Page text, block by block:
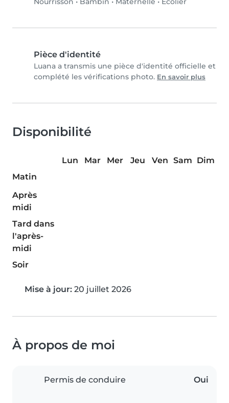
Pièce d'identité
Luana a transmis une pièce d'identité officielle et
complété les vérifications photo. En savoir plus
Disponibilité
Lun Mar Mer Jeu Ven Sam Dim
Matin
Après
midi
Tard dans
l'après-
midi
Soir
Mise à jour: 20 juillet 2026
À propos de moi
Permis de conduire Oui